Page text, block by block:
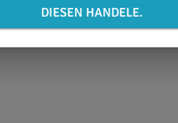
DIESEN HANDELE.